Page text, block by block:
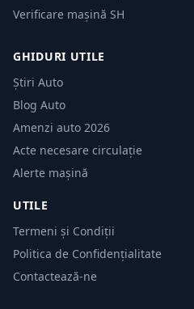
Verificare mașină SH
GHIDURI UTILE
Știri Auto
Blog Auto
Amenzi auto 2026
Acte necesare circulație
Alerte mașină
UTILE
Termeni și Condiții
Politica de Confidențialitate
Contactează-ne